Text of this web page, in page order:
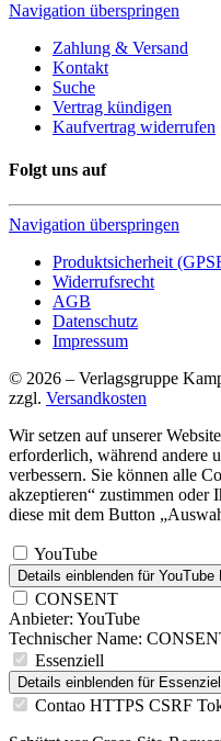
Navigation überspringen
Zahlung & Versand
Kontakt
Suche
Vertrag kündigen
Kaufvertrag widerrufen
Folgt uns auf
Navigation überspringen
Produktsicherheit
Widerrufsrecht
AGB
Datenschutz
Impressum
© 2026 – Verlagsgruppe
zzgl. Versandkosten
Wir setzen auf unserer
erforderlich, während andere
verbessern. Sie können alle
akzeptieren“ zustimmen oder
diese mit dem Button
YouTube
Details einblenden für YouTube
CONSENT
Anbieter: YouTube
Technischer Name:
Essenziell
Details einblenden für
Contao HTTPS CSRF